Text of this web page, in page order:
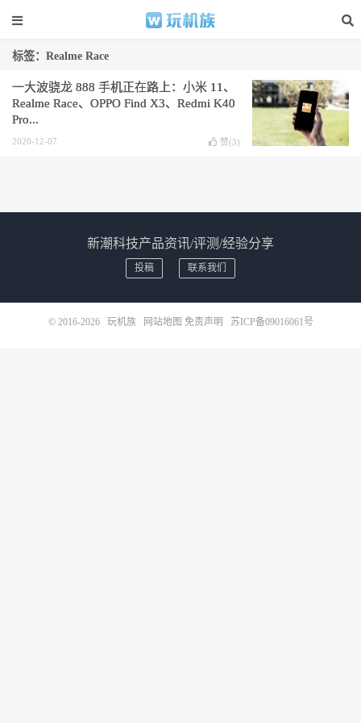
标签：Realme Race
一大波骁龙 888 手机正在路上：小米 11、
Realme Race、OPPO Find X3、Redmi K40
Pro...
2020-12-07 赞(3)
新潮科技产品资讯/评测/经验分享
投稿 联系我们
© 2016-2026 玩机族 网站地图 免责声明 苏ICP备09016061号